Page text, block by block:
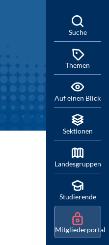
Suche
Themen
Auf einen Blick
Sektionen
Landesgruppen
Studierende
Mitgliederportal